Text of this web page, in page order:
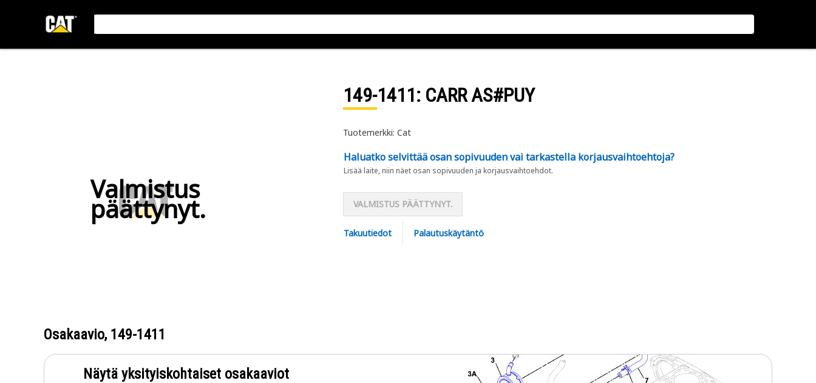
Valmistus
päättynyt.
149-1411: CARR AS#PUY
Tuotemerkki: Cat
Haluatko selvittää osan sopivuuden vai tarkastella korjausvaihtoehtoja?
Lisää laite, niin näet osan sopivuuden ja korjausvaihtoehdot.
VALMISTUS PÄÄTTYNYT.
Takuutiedot Palautuskäytäntö
Osakaavio, 149-1411
Näytä yksityiskohtaiset osakaaviot